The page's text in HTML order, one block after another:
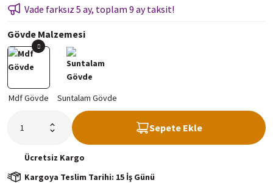
Vade farksız 5 ay, toplam 9 ay taksit!
Gövde Malzemesi
Sepete Ekle
Ücretsiz Kargo
Kargoya Teslim Tarihi: 15 İş Günü